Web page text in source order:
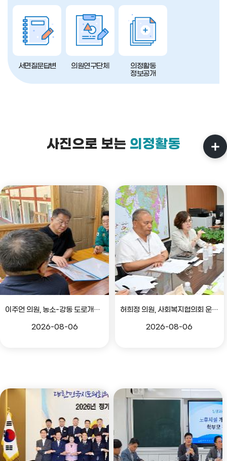
서면질문답변 의원연구단체
의정활동
정보공개
사진으로 보는 의정활동
이주언 의원, 농소-강동 도로개설 민원 현장 점검
2026-08-06
허희정 의원, 사회복지협의회 운영 관련 간담회
2026-08-06